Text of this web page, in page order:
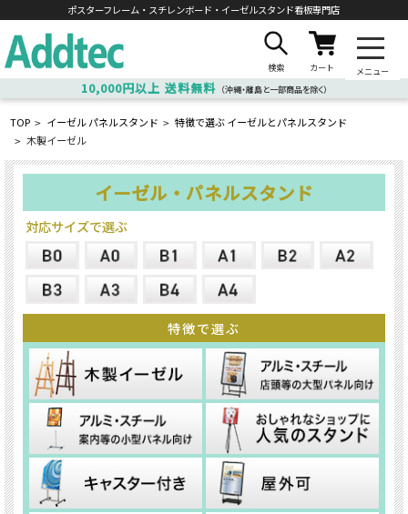
ポスターフレーム・スチレンボード・ イーゼルスタンド看板専門店
検索 カート メニュー
10,000円以上 送料無料 （沖縄・離島と一部商品を除く）
TOP > イーゼル パネルスタンド > 特徴で選ぶ イーゼルとパネルスタンド
> 木製イーゼル
イーゼル・パネルスタンド
対応サイズで選ぶ
特徴で選ぶ